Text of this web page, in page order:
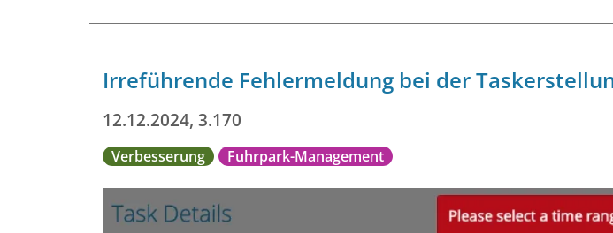
Irreführende Fehlermeldung bei der
12.12.2024, 3.170
Verbesserung Fuhrpark-Management